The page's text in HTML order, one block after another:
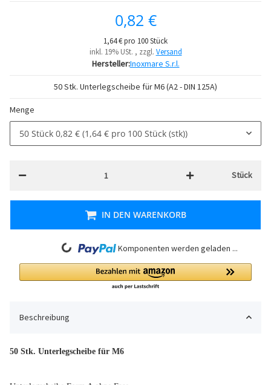
0,82 €
1,64 € pro 100 Stück
inkl. 19% USt. , zzgl. Versand
Hersteller:Inoxmare S.r.l.
50 Stk. Unterlegscheibe für M6 (A2 - DIN 125A)
Menge
50 Stück 0,82 € (1,64 € pro 100 Stück (stk))
Stück
IN DEN WARENKORB
Loading... Komponenten werden geladen ...
Beschreibung
50 Stk. Unterlegscheibe für M6